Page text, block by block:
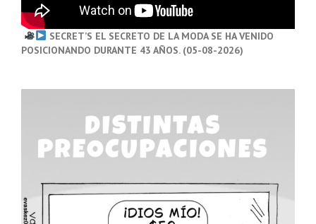
SECRET’S EL SECRETO DE LA MODA SE HA VENIDO
POSICIONANDO DURANTE 43 AÑOS. (05-08-2026)